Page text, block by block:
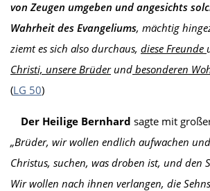
von Zeugen umgeben und angesichts
Wahrheit des Evangeliums, mächtig
ziemt es sich also durchaus, diese Freunde
Christi, unsere Brüderund besonderen
(LG 50)
Der Heilige Bernhard sagte mit
„Brüder, wir wollen endlich aufwachen
Christus, suchen, was droben ist, und den
Wir wollen nach ihnen verlangen, die